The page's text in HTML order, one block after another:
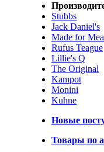
Stubbs
Jack Daniel's
Made for
Rufus Teague
Lillie's Q
The Original
Kampot
Monini
Kuhne
Новые
Товары по